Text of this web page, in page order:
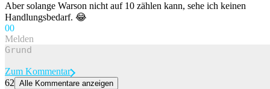
Aber solange Warson nicht auf 10 zählen kann, sehe ich keinen
Handlungsbedarf. 😂
00
Melden
Zum Kommentar
62 Alle Kommentare anzeigen